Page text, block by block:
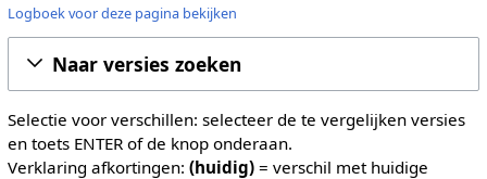
Logboek voor deze pagina bekijken
Naar versies zoeken
Selectie voor verschillen: selecteer de te vergelijken versies
en toets ENTER of de knop onderaan.
Verklaring afkortingen: (huidig)= verschil met huidige